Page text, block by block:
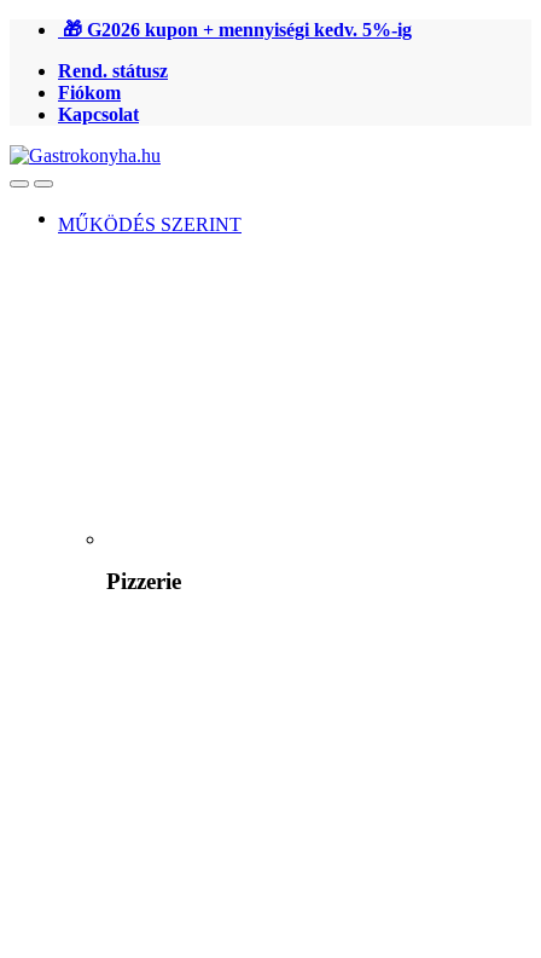
Ugrás
navigációhoz
Ugrás
tartalomra
🎁 G2026 kupon + mennyiségi kedv. 5%-ig
Rend. státusz
Fiókom
Kapcsolat
OpenClose
MŰKÖDÉS SZERINT
Pizzerie